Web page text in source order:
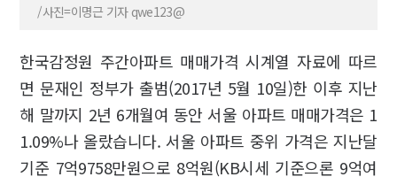
/사진=이명근 기자 qwe123@
한국감정원 주간아파트 매매가격 시계열 자료에 따르
면 문재인 정부가 출범(2017년 5월 10일)한 이후 지난
해 말까지 2년 6개월여 동안 서울 아파트 매매가격은 1
1.09%나 올랐습니다. 서울 아파트 중위 가격은 지난달
기준 7억9758만원으로 8억원(KB시세 기준으론 9억여